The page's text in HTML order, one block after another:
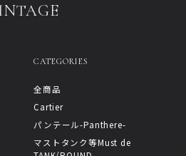
CATEGORIES
全商品
Cartier
パンテール-Panthere-
マストタンク等Must de